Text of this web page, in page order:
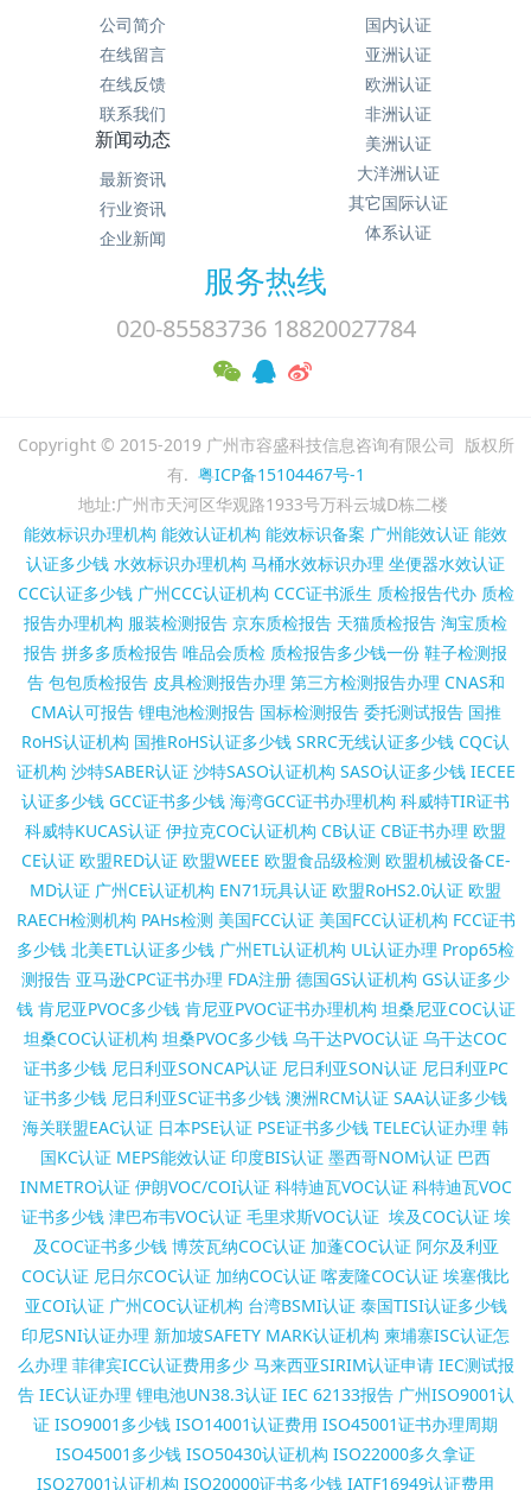
公司简介
在线留言
在线反馈
联系我们
国内认证
亚洲认证
欧洲认证
非洲认证
美洲认证
大洋洲认证
其它国际认证
体系认证
新闻动态
最新资讯
行业资讯
企业新闻
服务热线
020-85583736 18820027784
Copyright © 2015-2019 广州市容盛科技信息咨询有限公司 版权所
有. 粤ICP备15104467号-1
地址:广州市天河区华观路1933号万科云城D栋二楼
能效标识办理机构 能效认证机构 能效标识备案 广州能效认证 能效
认证多少钱 水效标识办理机构 马桶水效标识办理 坐便器水效认证
CCC认证多少钱 广州CCC认证机构 CCC证书派生 质检报告代办 质检
报告办理机构 服装检测报告 京东质检报告 天猫质检报告 淘宝质检
报告 拼多多质检报告 唯品会质检 质检报告多少钱一份 鞋子检测报
告 包包质检报告 皮具检测报告办理 第三方检测报告办理 CNAS和
CMA认可报告 锂电池检测报告 国标检测报告 委托测试报告 国推
RoHS认证机构 国推RoHS认证多少钱 SRRC无线认证多少钱 CQC认
证机构 沙特SABER认证 沙特SASO认证机构 SASO认证多少钱 IECEE
认证多少钱 GCC证书多少钱 海湾GCC证书办理机构 科威特TIR证书
科威特KUCAS认证 伊拉克COC认证机构 CB认证 CB证书办理 欧盟
CE认证 欧盟RED认证 欧盟WEEE 欧盟食品级检测 欧盟机械设备CE-
MD认证 广州CE认证机构 EN71玩具认证 欧盟RoHS2.0认证 欧盟
RAECH检测机构 PAHs检测 美国FCC认证 美国FCC认证机构 FCC证书
多少钱 北美ETL认证多少钱 广州ETL认证机构 UL认证办理 Prop65检
测报告 亚马逊CPC证书办理 FDA注册 德国GS认证机构 GS认证多少
钱 肯尼亚PVOC多少钱 肯尼亚PVOC证书办理机构 坦桑尼亚COC认证
坦桑COC认证机构 坦桑PVOC多少钱 乌干达PVOC认证 乌干达COC
证书多少钱 尼日利亚SONCAP认证 尼日利亚SON认证 尼日利亚PC
证书多少钱 尼日利亚SC证书多少钱 澳洲RCM认证 SAA认证多少钱
海关联盟EAC认证 日本PSE认证 PSE证书多少钱 TELEC认证办理 韩
国KC认证 MEPS能效认证 印度BIS认证 墨西哥NOM认证 巴西
INMETRO认证 伊朗VOC/COI认证 科特迪瓦VOC认证 科特迪瓦VOC
证书多少钱 津巴布韦VOC认证 毛里求斯VOC认证 埃及COC认证 埃
及COC证书多少钱 博茨瓦纳COC认证 加蓬COC认证 阿尔及利亚
COC认证 尼日尔COC认证 加纳COC认证 喀麦隆COC认证 埃塞俄比
亚COI认证 广州COC认证机构 台湾BSMI认证 泰国TISI认证多少钱
印尼SNI认证办理 新加坡SAFETY MARK认证机构 柬埔寨ISC认证怎
么办理 菲律宾ICC认证费用多少 马来西亚SIRIM认证申请 IEC测试报
告 IEC认证办理 锂电池UN38.3认证 IEC 62133报告 广州ISO9001认
证 ISO9001多少钱 ISO14001认证费用 ISO45001证书办理周期
ISO45001多少钱 ISO50430认证机构 ISO22000多久拿证
ISO27001认证机构 ISO20000证书多少钱 IATF16949认证费用